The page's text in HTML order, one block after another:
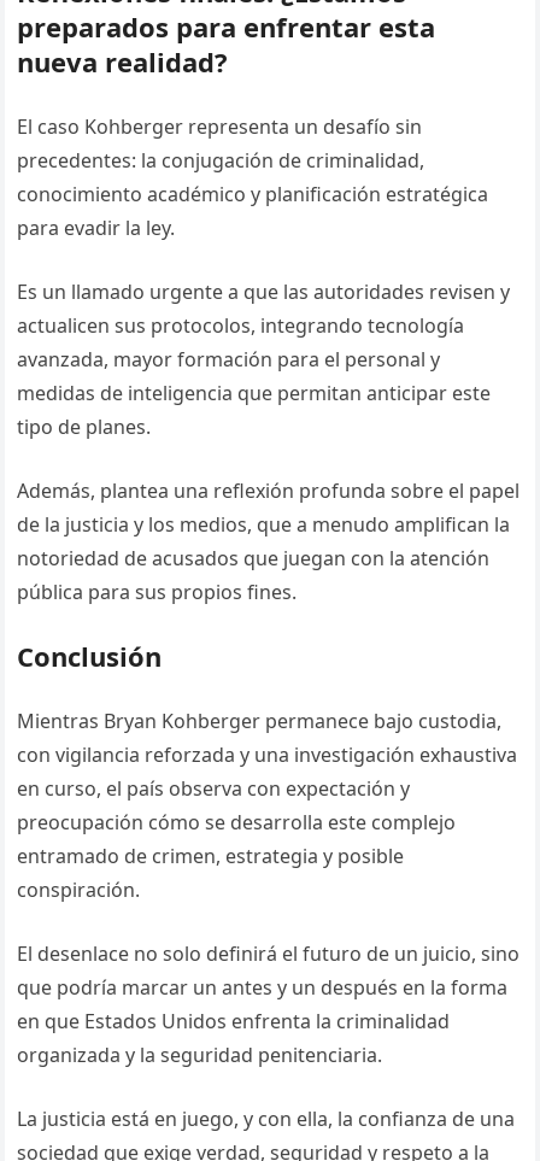
preparados para enfrentar esta
nueva realidad?
El caso Kohberger representa un desafío sin
precedentes: la conjugación de criminalidad,
conocimiento académico y planificación estratégica
para evadir la ley.
Es un llamado urgente a que las autoridades revisen y
actualicen sus protocolos, integrando tecnología
avanzada, mayor formación para el personal y
medidas de inteligencia que permitan anticipar este
tipo de planes.
Además, plantea una reflexión profunda sobre el papel
de la justicia y los medios, que a menudo amplifican la
notoriedad de acusados que juegan con la atención
pública para sus propios fines.
Conclusión
Mientras Bryan Kohberger permanece bajo custodia,
con vigilancia reforzada y una investigación exhaustiva
en curso, el país observa con expectación y
preocupación cómo se desarrolla este complejo
entramado de crimen, estrategia y posible
conspiración.
El desenlace no solo definirá el futuro de un juicio, sino
que podría marcar un antes y un después en la forma
en que Estados Unidos enfrenta la criminalidad
organizada y la seguridad penitenciaria.
La justicia está en juego, y con ella, la confianza de una
sociedad que exige verdad, seguridad y respeto a la